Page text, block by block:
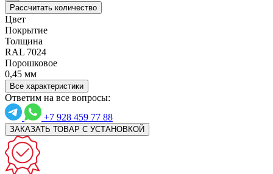
Рассчитать количество
Цвет
Покрытие
Толщина
RAL 7024
Порошковое
0,45 мм
Все характеристики
Ответим на все вопросы:
+7 928 459 77 88
ЗАКАЗАТЬ ТОВАР С УСТАНОВКОЙ